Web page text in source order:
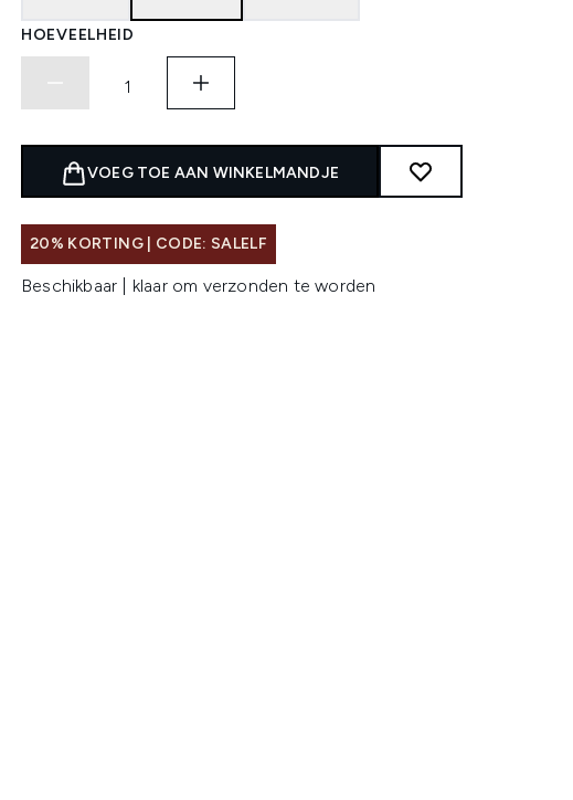
HOEVEELHEID
VOEG TOE AAN WINKELMANDJE
20% KORTING | CODE: SALELF
Beschikbaar | klaar om verzonden te worden